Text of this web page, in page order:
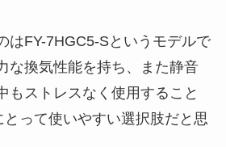
はFY-7HGC5-Sというモデルで
な換気性能を持ち、また静音
もストレスなく使用すること
って使いやすい選択肢だと思